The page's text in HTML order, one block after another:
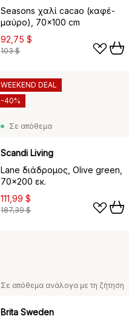
Seasons χαλί cacao (καφέ-
μαύρο), 70x100 cm
92,75 $
103 $
Σε απόθεμα
Scandi Living
Lane διάδρομος, Olive green,
70x200 εκ.
111,99 $
187,39 $
WEEKEND DEAL
-40%
Σε απόθεμα ανάλογα με τη ζήτηση
Brita Sweden